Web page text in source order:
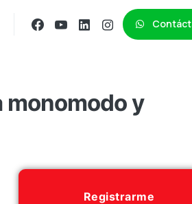
monomodo y
Registrarme